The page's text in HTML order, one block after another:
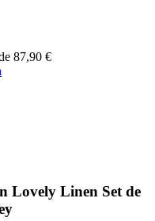
87,90 €
Lovely Linen Set de